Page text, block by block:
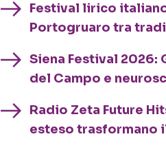
Festival lirico
Portogruaro tra
Siena Festival 2026:
del Campo e
Radio Zeta Future
esteso trasformano